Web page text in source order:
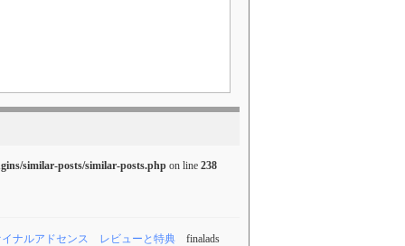
similar-posts/similar-posts.phpon line 238
イナルアドセンス レビューと特典 finalads